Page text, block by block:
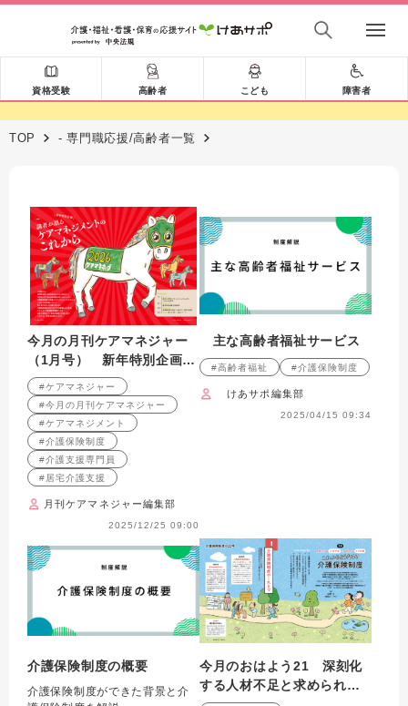
資格受験 高齢者 こども 障害者
TOP - 専門職応援/高齢者一覧
今月の月刊ケアマネジャー
（1月号） 新年特別企画
識者が語るケアマネジメン
トのこれから
#ケアマネジャー
#今月の月刊ケアマネジャー
#ケアマネジメント
#介護保険制度
#介護支援専門員
#居宅介護支援
月刊ケアマネジャー編集部
2025/12/25 09:00
主な高齢者福祉サービス
#高齢者福祉 #介護保険制度
けあサポ編集部
2025/04/15 09:34
介護保険制度の概要
介護保険制度ができた背景と介
今月のおはよう21 深刻化
する人材不足と求められる